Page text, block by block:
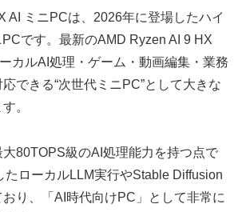
AI ミニPCは、2026年に登場したハイ
です。最新のAMD Ryzen AI 9 HX
カルAI処理・ゲーム・動画編集・業務
できる“次世代ミニPC”として大きな
。
80TOPS級のAI処理能力を持つ点で
たローカルLLM実行やStable Diffusion
り、「AI時代向けPC」として非常に